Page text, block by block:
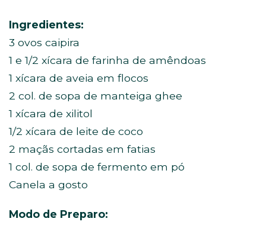
Ingredientes:
3 ovos caipira
1 e 1/2 xícara de farinha de amêndoas
1 xícara de aveia em flocos
2 col. de sopa de manteiga ghee
1 xícara de xilitol
1/2 xícara de leite de coco
2 maçãs cortadas em fatias
1 col. de sopa de fermento em pó
Canela a gosto
Modo de Preparo: